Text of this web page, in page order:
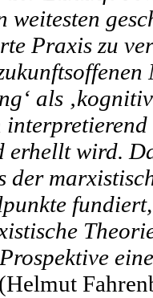
weitesten
Praxis zu
als
erhellt wird.
der
(Helmut